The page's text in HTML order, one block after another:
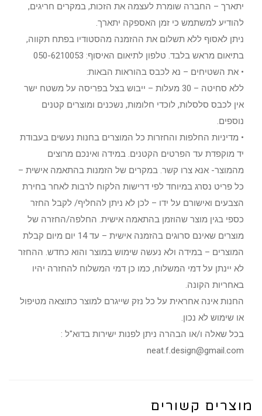
יתארך – החברה שומרת לעצמה את הזכות, במקרים חריגים,
להודיע למשתמש כי זמן האספקה יתארך.
ניתן לאסוף ללא תשלום את ההזמנה מהסטודיו בפתח תקווה,
בתיאום מראש בלבד. טלפון לתיאום האיסוף: 050-6210053
• את השטיחים – נא לכבס בהוראות הבאות:
ללא סחיטה – 30 מעלות – ייבוש בצל בפריסה על משטח ישר
אין לכבס סלסלות, לוכדי חלומות, נשכנים ומוצרים קטנים
נוספים.
• מדיניות החלפות והחזרות כל המוצרים בחנות נעשים בעבודת
יד מוקפדת עד הפרטים הקטנים. במידה ואינכם מרוצים
מהמוצר- אנא צרו קשר. במקרים של הזמנות בהתאמה אישית –
כל פריט נסרג במיוחד לפי דרישות הלקוח לרבות לאחר בחירת
הצבעים ואישורם על ידו – לכן לא ניתן להחליף/ לקבל החזר
כספי בגין מוצר שהוזמן בהתאמה אישית. החלפה/החזרה של
מוצרים שאינם סרוגים בהזמנה אישית – עד 14 יום מיום קבלת
המוצרים – במידה ולא נעשה שימוש במוצר והוא כחדש. ההחזר
לא יינתן על דמי המשלוח, כמו כן דמי המשלוח להחזרה יהיו
באחריות הקונה.
החנות אינה אחראית על כל נזק שייגרם למוצר כתוצאה מטיפול
או שימוש לא נכון.
בכל שאלה ו/או הבהרה ניתן לפנות ישירות בדוא"ל :
neat.f.design@gmail.com
מוצרים קשורים